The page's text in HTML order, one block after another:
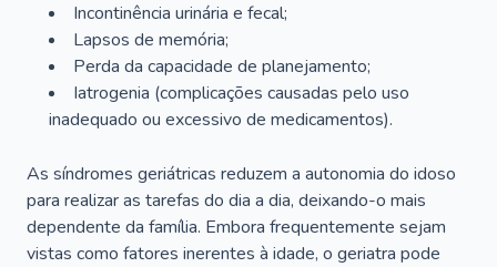
Incontinência urinária e fecal;
Lapsos de memória;
Perda da capacidade de planejamento;
Iatrogenia (complicações causadas pelo uso
inadequado ou excessivo de medicamentos).
As síndromes geriátricas reduzem a autonomia do idoso
para realizar as tarefas do dia a dia, deixando-o mais
dependente da família. Embora frequentemente sejam
vistas como fatores inerentes à idade, o geriatra pode